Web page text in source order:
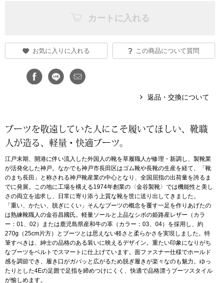
ダーウェア
アクセサリー
ン雑貨
ボディバッグ
その他
シューズ
スリップオン
レースアップ
カートに入れる
お気に入りに入れる この商品について質問
返品・交換について
ブーツを敬遠していた人にこそ履いてほしい、靴職
人が造る、軽量・快適ブーツ。
江戸末期、開港に伴い流入した外国人の靴を草履職人が修理・新調し、製靴業
が活発化した神戸。なかでも神戸市長田区はゴム靴や長靴の生産を経て、「靴
のまち長田」と称される神戸靴産業の中心となり、全国屈指の出荷量を誇るま
でに発展。この地に工場を構える1974年創業の〈金谷製靴〉では機能性と美し
さの両立を追求し、日常に寄り添う上質な靴を世に送り出してきました。
「重い、かたい、脱ぎにくい」そんなブーツの概念を覆す一足を作りあげたの
は熟練靴職人の金谷昌國氏。軽量ソールと上品なシボの姫路産レザー（カラ
ー：01、02）または鹿児島県産和牛の革（カラー：03、04）を採用し、約
270g（25cm片方）とブーツとは思えない軽さと柔らかさを実現しました。特
筆すべきは、紳士の品格のある装いに映えるデザイン。重たい印象になりがち
なブーツをベルトでスマートに仕上げています。面ファスナー仕様でホールド
感を調節でき、履き口がガバッと広がるため脱ぎ履きが楽々なのも魅力。ゆっ
たりとした4Eの足囲で足指を締めつけにくく、快適で品格漂うブーツスタイル
が愉しめます。